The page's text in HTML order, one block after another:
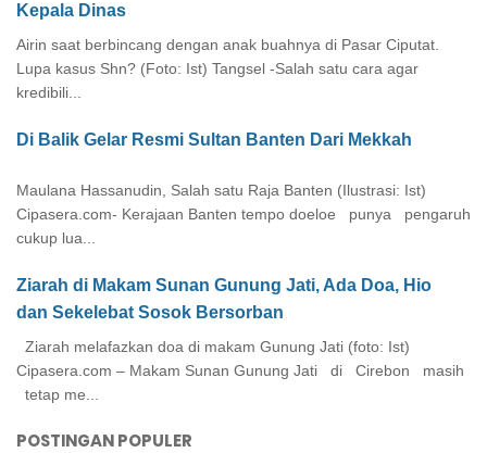
Kepala Dinas
Airin saat berbincang dengan anak buahnya di Pasar Ciputat.
Lupa kasus Shn? (Foto: Ist) Tangsel -Salah satu cara agar
kredibili...
Di Balik Gelar Resmi Sultan Banten Dari Mekkah
Maulana Hassanudin, Salah satu Raja Banten (Ilustrasi: Ist)
Cipasera.com- Kerajaan Banten tempo doeloe punya pengaruh
cukup lua...
Ziarah di Makam Sunan Gunung Jati, Ada Doa, Hio
dan Sekelebat Sosok Bersorban
Ziarah melafazkan doa di makam Gunung Jati (foto: Ist)
Cipasera.com – Makam Sunan Gunung Jati di Cirebon masih
tetap me...
POSTINGAN POPULER